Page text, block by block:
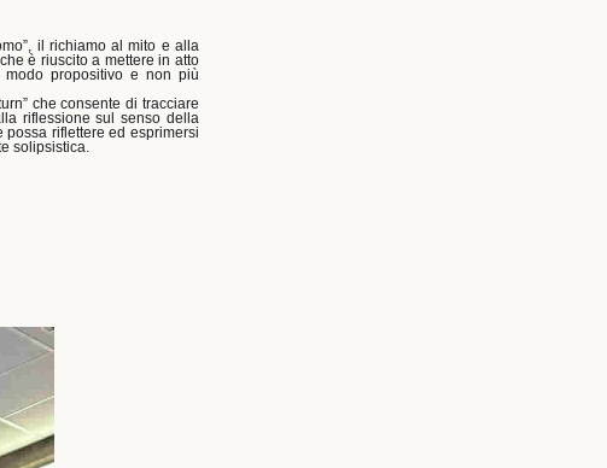
il richiamo al mito e alla
è riuscito a mettere in atto
modo propositivo e non più
che consente di tracciare
riflessione sul senso della
riflettere ed esprimersi
solipsistica.